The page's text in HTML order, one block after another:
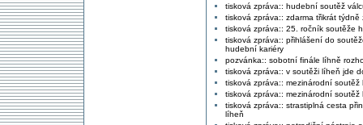
tisková zpráva:: hudební soutěž
tisková zpráva:: zdarma třikrát
tisková zpráva:: 25. ročník soutěže
tisková zpráva:: přihlášení do
hudební kariéry
pozvánka:: sobotní finále líhně
tisková zpráva:: v soutěži líheň jde
tisková zpráva:: mezinárodní
tisková zpráva:: mezinárodní
tisková zpráva:: strastiplná cesta
líheň